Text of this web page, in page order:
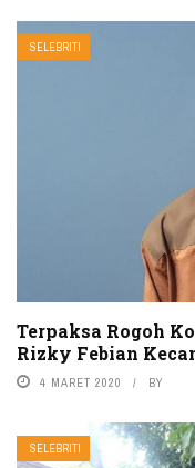
SELEBRITI
Terpaksa Rogoh
Rizky Febian
4 MARET 2020 BY
SELEBRITI